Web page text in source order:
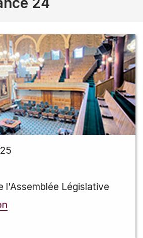
l'Assemblée Législative